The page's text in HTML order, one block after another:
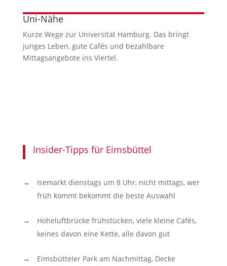
Uni-Nähe
Kurze Wege zur Universität Hamburg. Das bringt
junges Leben, gute Cafés und bezahlbare
Mittagsangebote ins Viertel.
Insider-Tipps für Eimsbüttel
Isemarkt dienstags um 8 Uhr, nicht mittags, wer
früh kommt bekommt die beste Auswahl
Hoheluftbrücke frühstücken, viele kleine Cafés,
keines davon eine Kette, alle davon gut
Eimsbütteler Park am Nachmittag, Decke